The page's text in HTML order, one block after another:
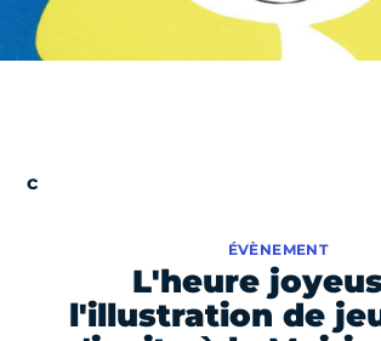
L'heure
l'illustration de
ÉVÈNEMENT